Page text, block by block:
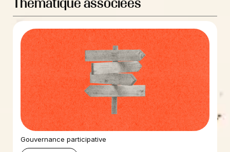
Thématique associées
Gouvernance participative